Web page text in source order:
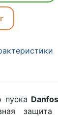
пуска
защита